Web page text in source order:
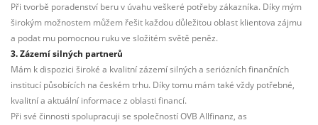
Při tvorbě poradenství beru v úvahu veškeré potřeby zákazníka. Díky mým
širokým možnostem můžem řešit každou důležitou oblast klientova zájmu
a podat mu pomocnou ruku ve složitém světě peněz.
3. Zázemí silných partnerů
Mám k dispozici široké a kvalitní zázemí silných a seriózních finančních
institucí působících na českém trhu. Díky tomu mám také vždy potřebné,
kvalitní a aktuální informace z oblasti financí.
Při své činnosti spolupracuji se společností OVB Allfinanz, as